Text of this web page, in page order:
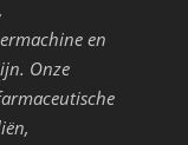
en
Onze